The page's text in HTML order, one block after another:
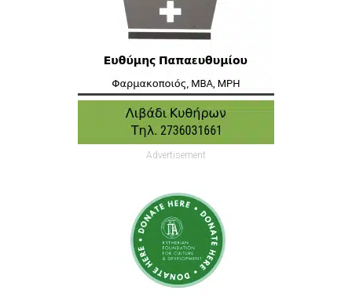
Advertisement